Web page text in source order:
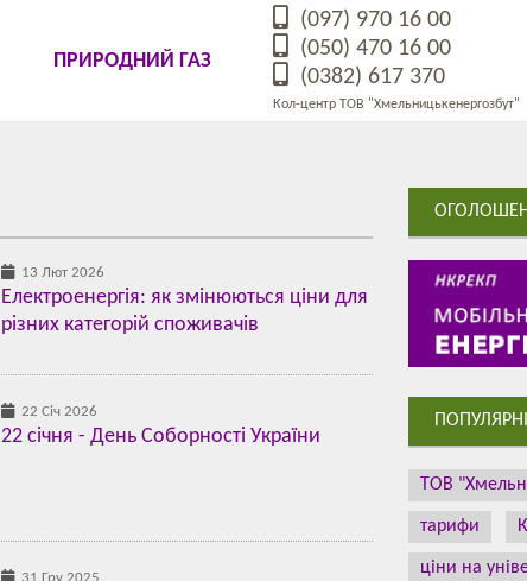
ПРИРОДНИЙ ГАЗ
(097) 970 16 00
(050) 470 16 00
(0382) 617 370
Кол-центр ТОВ "Хмельницькенергозбут"
13 Лют 2026
Електроенергія: як змінюються ціни для
різних категорій споживачів
22 Січ 2026
22 січня - День Соборності України
ТОВ
тарифи
ціни на